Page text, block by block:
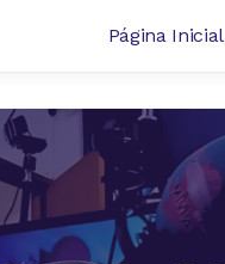
Página Inicial